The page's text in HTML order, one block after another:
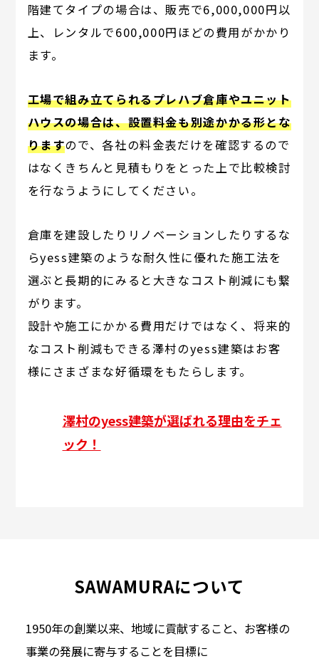
階建てタイプの場合は、販売で6,000,000円以
上、レンタルで600,000円ほどの費用がかかり
ます。
工場で組み立てられるプレハブ倉庫やユニット
ハウスの場合は、設置料金も別途かかる形とな
りますので、各社の料金表だけを確認するので
はなくきちんと見積もりをとった上で比較検討
を行なうようにしてください。
倉庫を建設したりリノベーションしたりするな
らyess建築のような耐久性に優れた施工法を
選ぶと長期的にみると大きなコスト削減にも繋
がります。
設計や施工にかかる費用だけではなく、将来的
なコスト削減もできる澤村のyess建築はお客
様にさまざまな好循環をもたらします。
澤村のyess建築が選ばれる理由をチェ
ック！
SAWAMURAについて
1950年の創業以来、地域に貢献すること、お客様の
事業の発展に寄与することを目標に